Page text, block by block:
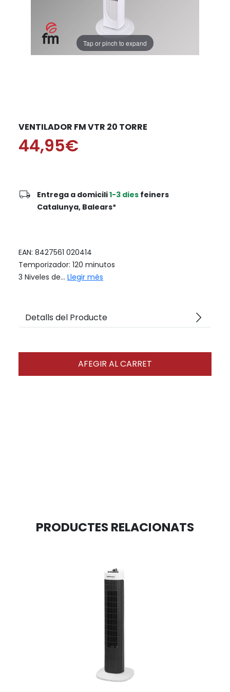
Tap or pinch to expand
VENTILADOR FM VTR 20 TORRE
44,95€
local_shipping Entrega a domicili1-3 dies feiners
Catalunya, Balears*
EAN: 8427561 020414
Temporizador: 120 minutos
3 Niveles de... Llegir més
Detalls del Producte arrow_forward_ios
AFEGIR AL CARRET
PRODUCTES RELACIONATS